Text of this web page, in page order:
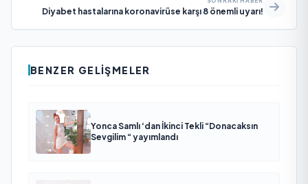
Diyabet hastalarına koronavirüse karşı 8 önemli uyarı!
BENZER GELIŞMELER
Yonca Samlı ‘dan İkinci Tekli “Donacaksın
Sevgilim “ yayımlandı